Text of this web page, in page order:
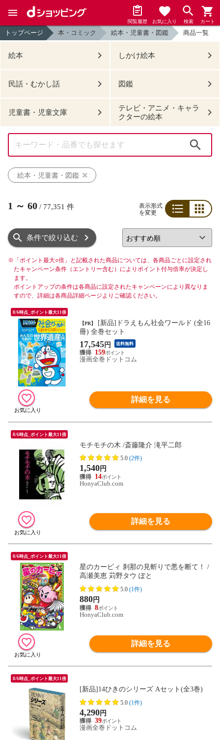
閲覧履歴 お気に入り 検索 カート
トップページ 本・コミック 絵本・児童書・図鑑 商品一覧
絵本 しかけ絵本
民話・むかし話 図鑑
児童書・児童文庫
テレビ・アニメ・キャラ
クターの絵本
絵本・児童書・図鑑
1 ～ 60 / 77,351 件
表示形式
を変更
条件で絞り込む
※ 「ポイント最大○倍」と記載された商品については、各商品ごとに設定され
たキャンペーン条件（エントリー含む）によりポイント付与倍率が決定し
ます。
ポイントアップの条件は各商品に設定されたキャンペーンにより異なりま
すので、詳細は各商品詳細ページよりご確認ください。
8/6時点_ポイント最大11倍
【PR】
冊) 全巻セット
17,545円 送料無料
159
漫画全巻ドットコム
詳細を見る
8/6時点_ポイント最大11倍
モチモチの木 /斎藤隆介 滝平二郎
5.0 (2件)
1,540円
14
HonyaClub.com
詳細を見る
8/6時点_ポイント最大11倍
星のカービィ 刹那の見斬りで悪を断て！ /
高瀬美恵 苅野タウ ぽと
5.0 (1件)
880円
8
HonyaClub.com
詳細を見る
8/6時点_ポイント最大11倍
[新品]14ひきのシリーズ Aセット(全3巻)
5.0 (1件)
4,290円
39
漫画全巻ドットコム